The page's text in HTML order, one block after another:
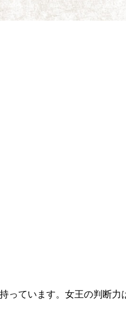
っています。女王の判断力